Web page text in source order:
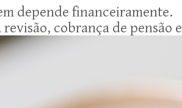
depende financeiramente.
cobrança de